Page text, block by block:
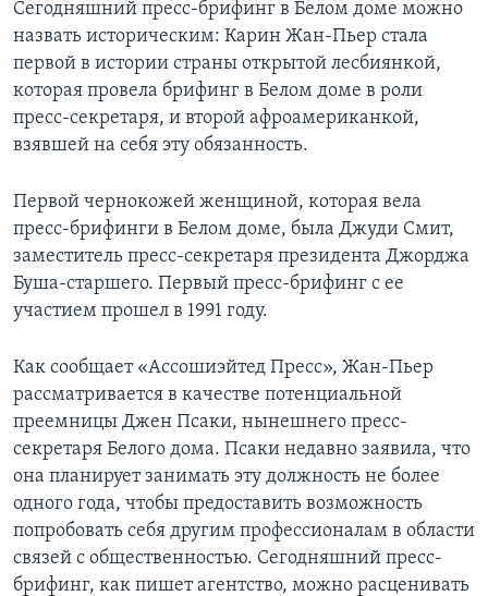
Сегодняшний пресс-брифинг в Белом доме можно
назвать историческим: Карин Жан-Пьер стала
первой в истории страны открытой лесбиянкой,
которая провела брифинг в Белом доме в роли
пресс-секретаря, и второй афроамериканкой,
взявшей на себя эту обязанность.
Первой чернокожей женщиной, которая вела
пресс-брифинги в Белом доме, была Джуди Смит,
заместитель пресс-секретаря президента Джорджа
Буша-старшего. Первый пресс-брифинг с ее
участием прошел в 1991 году.
Как сообщает «Ассошиэйтед Пресс», Жан-Пьер
рассматривается в качестве потенциальной
преемницы Джен Псаки, нынешнего пресс-
секретаря Белого дома. Псаки недавно заявила, что
она планирует занимать эту должность не более
одного года, чтобы предоставить возможность
попробовать себя другим профессионалам в области
связей с общественностью. Сегодняшний пресс-
брифинг, как пишет агентство, можно расценивать